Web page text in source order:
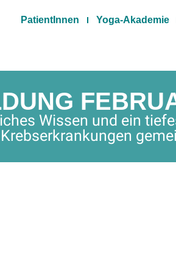
PatientInnen Yoga-Akademie
Wissen und ein